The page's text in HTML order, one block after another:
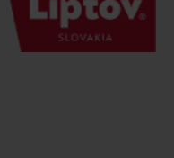
Transport kolejowy